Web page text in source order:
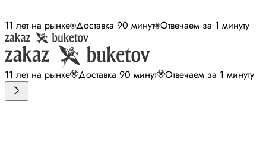
11 лет на рынке Доставка 90 минут Отвечаем за 1 минуту
11 лет на рынке Доставка 90 минут Отвечаем за 1 минуту